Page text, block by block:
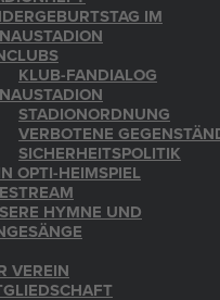
IM
KLUB-FANDIALOG
STADIONORDNUNG
VERBOTENE
SICHERHEITSPOLITIK
OPTI-HEIMSPIEL
HYMNE UND
VEREIN